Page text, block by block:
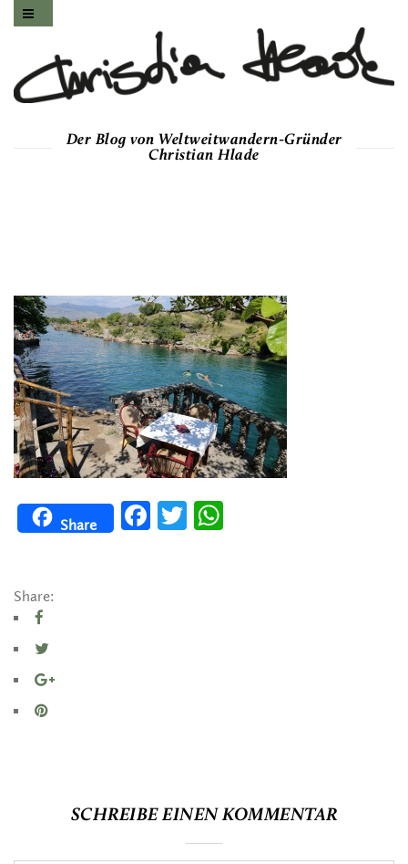
Der Blog von Weltweitwandern-Gründer
Christian Hlade
Share
FacebookTwitter
Share:
SCHREIBE EINEN KOMMENTAR